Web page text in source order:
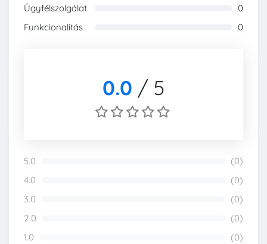
Ügyfélszolgálat
0
Funkcionalitás
0
0.0 / 5
5.0
(0)
4.0
(0)
3.0
(0)
2.0
(0)
1.0
(0)